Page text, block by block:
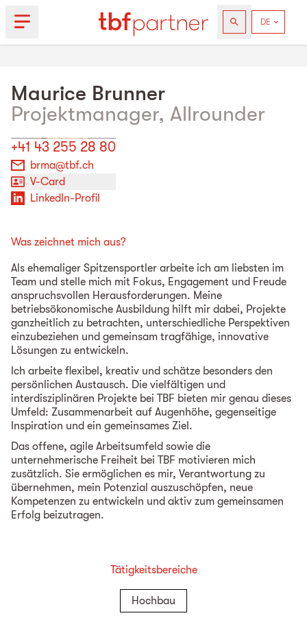
Maurice Brunner
Projektmanager, Allrounder
+41 43 255 28 80
brma@tbf.ch
V-Card
LinkedIn-Profil
Was zeichnet mich aus?
Als ehemaliger Spitzensportler arbeite ich am liebsten im
Team und stelle mich mit Fokus, Engagement und Freude
anspruchsvollen Herausforderungen. Meine
betriebsökonomische Ausbildung hilft mir dabei, Projekte
ganzheitlich zu betrachten, unterschiedliche Perspektiven
einzubeziehen und gemeinsam tragfähige, innovative
Lösungen zu entwickeln.
Ich arbeite flexibel, kreativ und schätze besonders den
persönlichen Austausch. Die vielfältigen und
interdisziplinären Projekte bei TBF bieten mir genau dieses
Umfeld: Zusammenarbeit auf Augenhöhe, gegenseitige
Inspiration und ein gemeinsames Ziel.
Das offene, agile Arbeitsumfeld sowie die
unternehmerische Freiheit bei TBF motivieren mich
zusätzlich. Sie ermöglichen es mir, Verantwortung zu
übernehmen, mein Potenzial auszuschöpfen, neue
Kompetenzen zu entwickeln und aktiv zum gemeinsamen
Erfolg beizutragen.
Tätigkeitsbereiche
Hochbau